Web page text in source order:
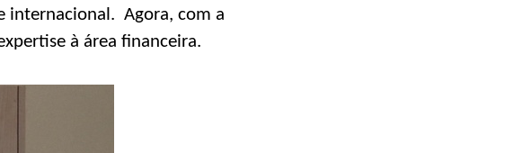
internacional. Agora, com a
à área financeira.